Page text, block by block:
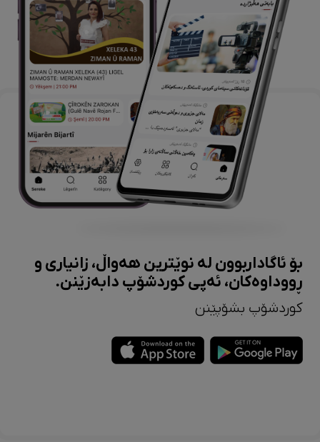
بۆ ئاگاداربوون لە نوێترین هەواڵ، زانیاری و
ڕووداوەکان، ئەپی کوردشۆپ دابەزێنن.
کوردشۆپ بشۆپێنن